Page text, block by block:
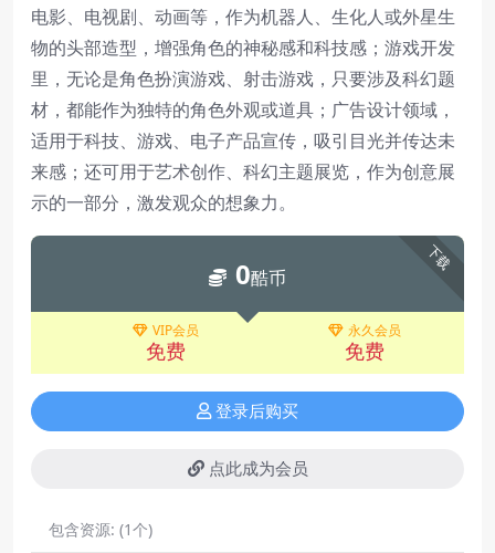
电影、电视剧、动画等，作为机器人、生化人或外星生
物的头部造型，增强角色的神秘感和科技感；游戏开发
里，无论是角色扮演游戏、射击游戏，只要涉及科幻题
材，都能作为独特的角色外观或道具；广告设计领域，
适用于科技、游戏、电子产品宣传，吸引目光并传达未
来感；还可用于艺术创作、科幻主题展览，作为创意展
示的一部分，激发观众的想象力。
下载
0酷币
VIP会员
免费
永久会员
免费
登录后购买
点此成为会员
包含资源: (1个)